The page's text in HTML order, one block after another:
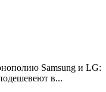
Samsung и LG:
в...